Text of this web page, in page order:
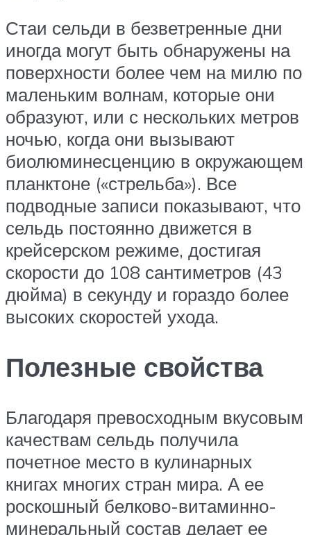
Стаи сельди в безветренные дни
иногда могут быть обнаружены на
поверхности более чем на милю по
маленьким волнам, которые они
образуют, или с нескольких метров
ночью, когда они вызывают
биолюминесценцию в окружающем
планктоне («стрельба»). Все
подводные записи показывают, что
сельдь постоянно движется в
крейсерском режиме, достигая
скорости до 108 сантиметров (43
дюйма) в секунду и гораздо более
высоких скоростей ухода.
Полезные свойства
Благодаря превосходным вкусовым
качествам сельдь получила
почетное место в кулинарных
книгах многих стран мира. А ее
роскошный белково-витаминно-
минеральный состав делает ее